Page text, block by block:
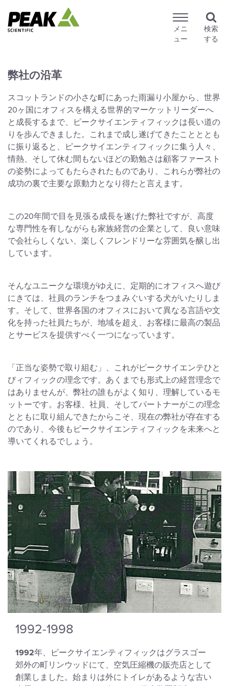
メニ
ュー
検索
する
弊社の沿革
スコットランドの小さな町にあった雨漏り小屋から、世界
20ヶ国にオフィスを構える世界的マーケットリーダーへ
と成長するまで、ピークサイエンティフィックは長い道の
りを歩んできました。これまで成し遂げてきたことととも
に振り返ると、ピークサイエンティフィックに集う人々、
情熱、そして休む間もないほどの勤勉さは顧客ファースト
の姿勢によってもたらされたものであり、これらが弊社の
成功の裏で主要な原動力となり得たと言えます。
この20年間で目を見張る成長を遂げた弊社ですが、高度
な専門性を有しながらも家族経営の企業として、良い意味
で会社らしくない、楽しくフレンドリーな雰囲気を醸し出
しています。
そんなユニークな環境がゆえに、定期的にオフィスへ遊び
にきては、社員のランチをつまみぐいする犬がいたりしま
す。そして、世界各国のオフィスにおいて異なる言語や文
化を持った社員たちが、地域を超え、お客様に最高の製品
とサービスを提供すべく一つになっています。
「正当な姿勢で取り組む」、これがピークサイエンテひと
びィフィックの理念です。あくまでも形式上の経営理念で
はありませんが、弊社の誰もがよく知り、理解しているモ
ットーです。お客様、社員、そしてパートナーがこの理念
とともに取り組んできたからこそ、現在の弊社が存在する
のであり、今後もピークサイエンティフィックを未来へと
導いてくれるでしょう。
1992-1998
1992年、ピークサイエンティフィックはグラスゴー
郊外の町リンウッドにて、空気圧縮機の販売店として
創業しました。始まりは外にトイレがあるような古い